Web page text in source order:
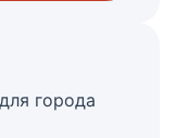
города